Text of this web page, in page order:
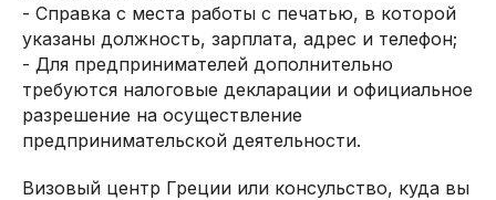
- Справка с места работы с печатью, в которой
указаны должность, зарплата, адрес и телефон;
- Для предпринимателей дополнительно
требуются налоговые декларации и официальное
разрешение на осуществление
предпринимательской деятельности.
Визовый центр Греции или консульство, куда вы